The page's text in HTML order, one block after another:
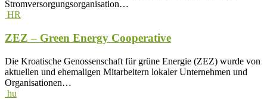
Stromversorgungsorganisation…
HR
ZEZ – Green Energy Cooperative
Die Kroatische Genossenschaft für grüne Energie (ZEZ) wurde von
aktuellen und ehemaligen Mitarbeitern lokaler Unternehmen und
Organisationen…
hu